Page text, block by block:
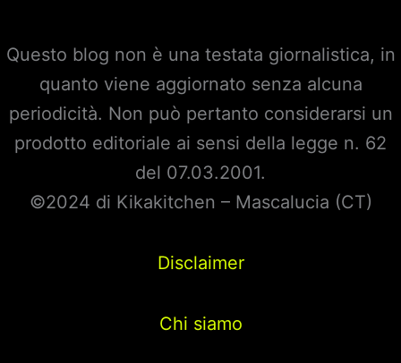
Questo blog non è una testata giornalistica, in
quanto viene aggiornato senza alcuna
periodicità. Non può pertanto considerarsi un
prodotto editoriale ai sensi della legge n. 62
del 07.03.2001.
©2024 di Kikakitchen – Mascalucia (CT)
Disclaimer
Chi siamo